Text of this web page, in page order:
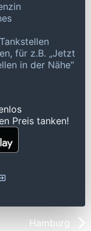
für z.B. „Jetzt
in der Nähe“
Preis tanken!
Hamburg